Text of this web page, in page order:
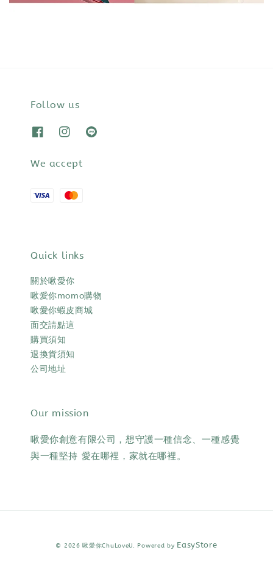
Follow us
We accept
Quick links
關於啾愛你
啾愛你momo購物
啾愛你蝦皮商城
面交請點這
購買須知
退換貨須知
公司地址
Our mission
啾愛你創意有限公司，想守護一種信念、一種感覺
與一種堅持 愛在哪裡，家就在哪裡。
© 2026 啾愛你ChuLoveU. Powered by EasyStore